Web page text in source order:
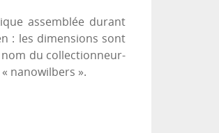
assemblée durant
: les dimensions sont
nom du collectionneur-
nanowilbers ».